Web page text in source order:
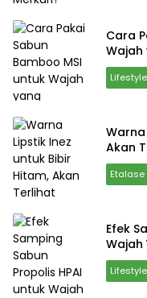
Cara
Wajah
Lifestyle
Warna
Akan
Etalase
Efek
Wajah
Lifestyle